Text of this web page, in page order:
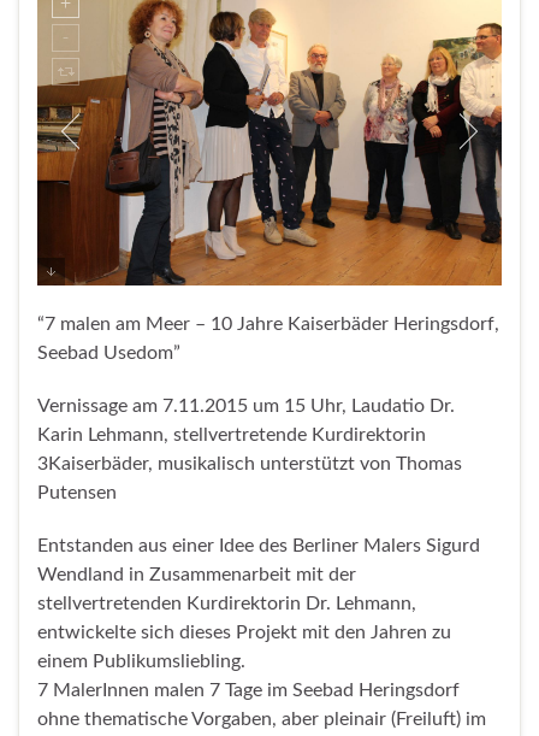
“7 malen am Meer – 10 Jahre Kaiserbäder Heringsdorf,
Seebad Usedom”
Vernissage am 7.11.2015 um 15 Uhr, Laudatio Dr.
Karin Lehmann, stellvertretende Kurdirektorin
3Kaiserbäder, musikalisch unterstützt von Thomas
Putensen
Entstanden aus einer Idee des Berliner Malers Sigurd
Wendland in Zusammenarbeit mit der
stellvertretenden Kurdirektorin Dr. Lehmann,
entwickelte sich dieses Projekt mit den Jahren zu
einem Publikumsliebling.
7 MalerInnen malen 7 Tage im Seebad Heringsdorf
ohne thematische Vorgaben, aber pleinair (Freiluft) im